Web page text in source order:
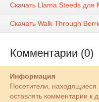
Скачать Llama Steeds для
Скачать Walk Through
Комментарии (0)
Информация
Посетители, находящиеся
оставлять комментарии к